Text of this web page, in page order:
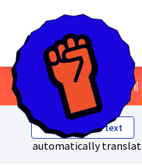
공정한 전환 선언문 초안
Show original text
automatically